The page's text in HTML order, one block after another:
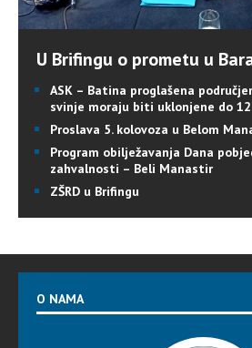
U Brifingu o prometu u
ASK – Batina proglašena
svinje moraju biti uklonjene do
Proslava 5. kolovoza u Belom
Program obilježavanja Dana
zahvalnosti – Beli Manastir
ZŠRD u Brifingu
O NAMA